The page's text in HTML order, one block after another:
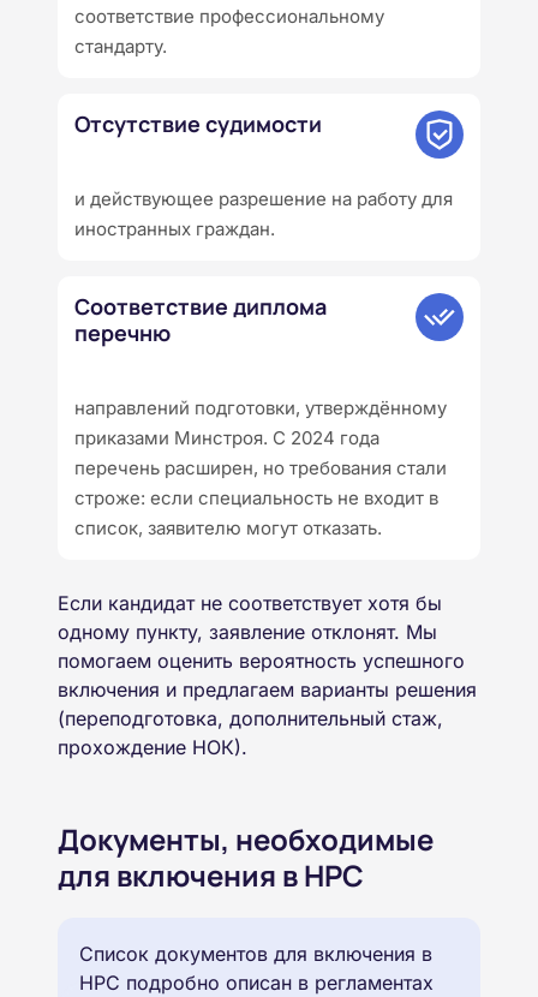
соответствие профессиональному
стандарту.
Отсутствие судимости
и действующее разрешение на работу для
иностранных граждан.
Соответствие диплома
перечню
направлений подготовки, утверждённому
приказами Минстроя. С 2024 года
перечень расширен, но требования стали
строже: если специальность не входит в
список, заявителю могут отказать.
Если кандидат не соответствует хотя бы
одному пункту, заявление отклонят. Мы
помогаем оценить вероятность успешного
включения и предлагаем варианты решения
(переподготовка, дополнительный стаж,
прохождение НОК).
Документы, необходимые
для включения в НРС
Список документов для включения в
НРС подробно описан в регламентах